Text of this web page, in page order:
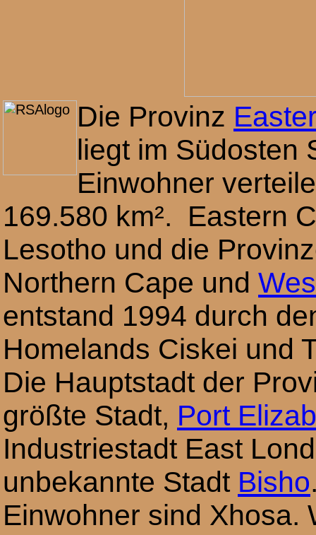
Die Provinz
liegt im Südosten
Einwohner
169.580 km². Eastern
Lesotho und die
Northern Cape und
entstand 1994 durch
Homelands Ciskei und
Die Hauptstadt der
größte Stadt, Port
Industriestadt East
unbekannte Stadt Bisho
Einwohner sind Xhosa.